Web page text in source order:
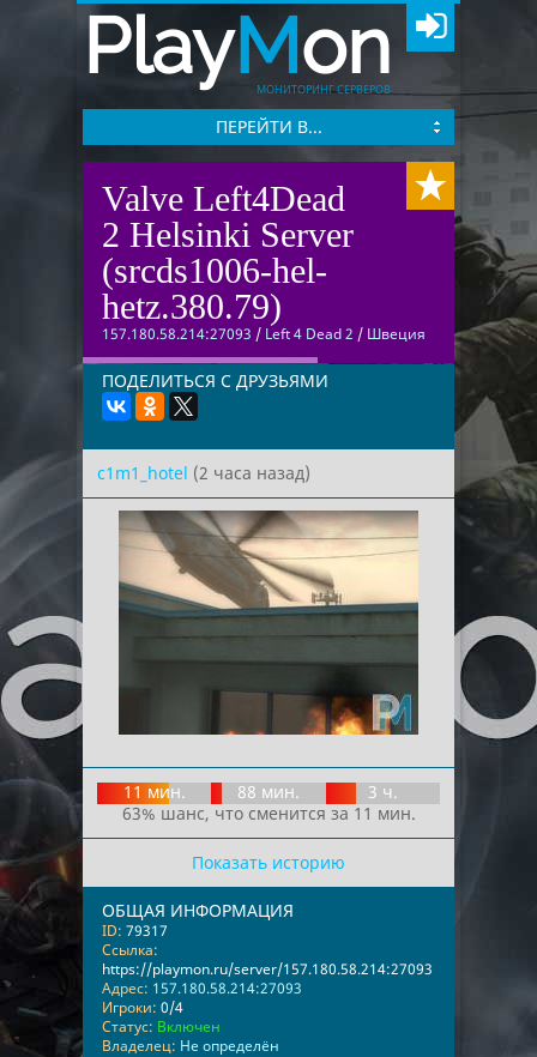
PlayMon
МОНИТОРИНГ СЕРВЕРОВ
ПЕРЕЙТИ В...
Valve Left4Dead
2 Helsinki Server
(srcds1006-hel-
hetz.380.79)
157.180.58.214:27093 / Left 4 Dead 2 / Швеция
ПОДЕЛИТЬСЯ С ДРУЗЬЯМИ
c1m1_hotel (2 часа назад)
11 мин. 88 мин.
3 ч.
63% шанс, что сменится за 11 мин.
Показать историю
ОБЩАЯ ИНФОРМАЦИЯ
ID: 79317
Ссылка:
https://playmon.ru/server/157.180.58.214:27093
Адрес: 157.180.58.214:27093
Игроки: 0/4
Статус: Включен
Владелец: Не определён